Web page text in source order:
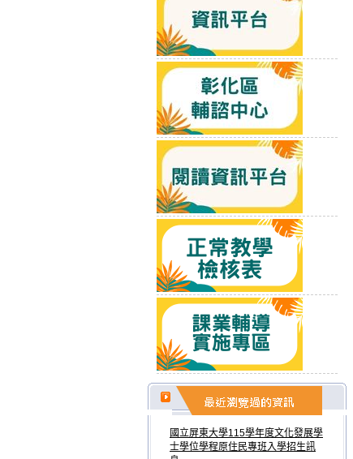
國立屏東大學115學年度文化發展學
士學位學程原住民專班入學招生訊